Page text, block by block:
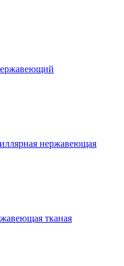
нержавеющая
тканая